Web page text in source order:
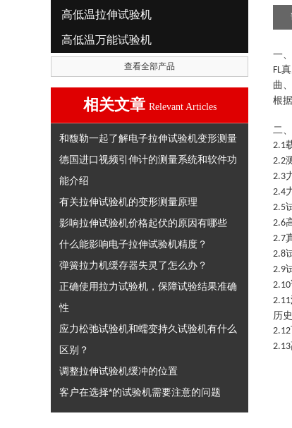
高低温拉伸试验机
高低温万能试验机
查看全部产品
相关文章 Relevant Articles
和馥勒一起了解电子拉伸试验机变形测量
德国进口视频引伸计的测量系统和软件功
能介绍
有关拉伸试验机的变形测量原理
影响拉伸试验机价格起伏的原因有哪些
什么能影响电子拉伸试验机精度？
弹簧拉力机缓存器失灵了怎么办？
正确使用拉力试验机，保障试验结果准确
性
应力松弛试验机和蠕变持久试验机有什么
区别？
调整拉伸试验机缓冲的位置
客户在选择*的试验机需要注意的问题
一
FL
曲
根
二、
2.1
2.2
2.3
2.4
2.5
2.6
2.7
2.8
2.9
2.10
2.11
历
2.12
2.13